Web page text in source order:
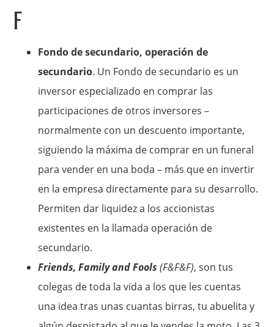
F
Fondo de secundario, operación de
secundario. Un Fondo de secundario es un
inversor especializado en comprar las
participaciones de otros inversores –
normalmente con un descuento importante,
siguiendo la máxima de comprar en un funeral
para vender en una boda – más que en invertir
en la empresa directamente para su desarrollo.
Permiten dar liquidez a los accionistas
existentes en la llamada operación de
secundario.
Friends, Family and Fools (F&F&F), son tus
colegas de toda la vida a los que les cuentas
una idea tras unas cuantas birras, tu abuelita y